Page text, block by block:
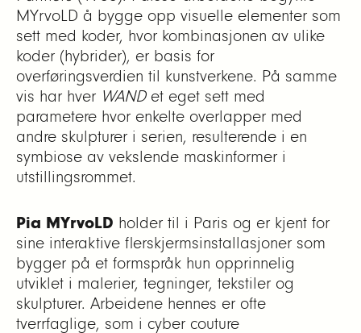
MYrvoLD å bygge opp visuelle elementer som
sett med koder, hvor kombinasjonen av ulike
koder (hybrider), er basis for
overføringsverdien til kunstverkene. På samme
vis har hver WANDet eget sett med
parametere hvor enkelte overlapper med
andre skulpturer i serien, resulterende i en
symbiose av vekslende maskinformer i
utstillingsrommet.
Pia MYrvoLD holder til i Paris og er kjent for
sine interaktive flerskjermsinstallasjoner som
bygger på et formspråk hun opprinnelig
utviklet i malerier, tegninger, tekstiler og
skulpturer. Arbeidene hennes er ofte
tverrfaglige, som i cyber couture